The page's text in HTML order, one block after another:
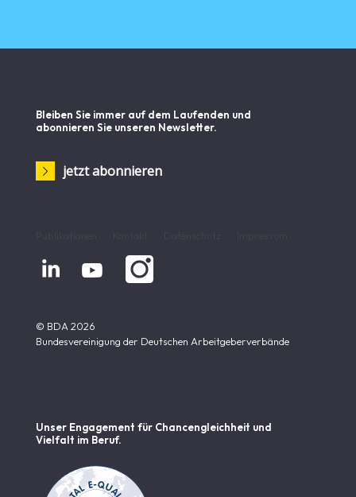
Bleiben Sie immer auf dem Laufenden und
abonnieren Sie unseren Newsletter.
jetzt abonnieren
 
© BDA 2026
Bundesvereinigung der Deutschen Arbeitgeberverbände
Unser Engagement für Chancen­gleichheit und
Vielfalt im Beruf.